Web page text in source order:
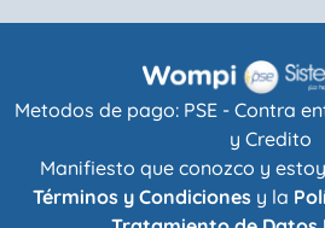
Metodos de pago: PSE - Contra
y Credito
Manifiesto que conozco y
Términos y Condicionesy la